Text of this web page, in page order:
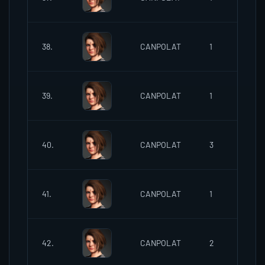
38. CANPOLAT 1
39. CANPOLAT 1
40. CANPOLAT 3
41. CANPOLAT 1
42. CANPOLAT 2